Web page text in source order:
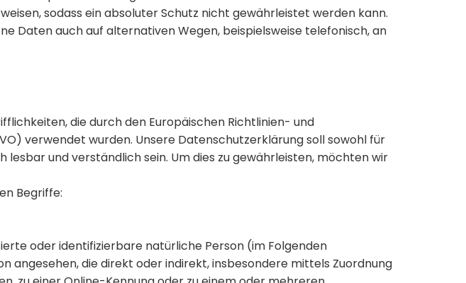
sodass ein absoluter Schutz nicht gewährleistet werden kann.
Daten auch auf alternativen Wegen, beispielsweise telefonisch, an
die durch den Europäischen Richtlinien- und
verwendet wurden. Unsere Datenschutzerklärung soll sowohl für
und verständlich sein. Um dies zu gewährleisten, möchten wir
Begriffe:
oder identifizierbare natürliche Person (im Folgenden
angesehen, die direkt oder indirekt, insbesondere mittels Zuordnung